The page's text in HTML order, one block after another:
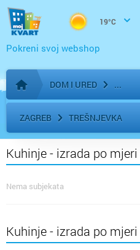
19°C
Pokreni svoj webshop
Početna stranica
DOM I URED
ZAGREB TREŠNJEVKA
Kuhinje - izrada po
Nema subjekata
Kuhinje - izrada po